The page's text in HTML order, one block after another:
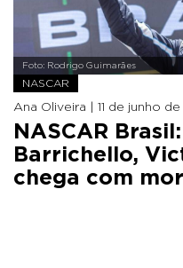
Foto: Rodrigo Guimarães
NASCAR
Ana Oliveira | 11 de junho
NASCAR
Barrichello,
chega com